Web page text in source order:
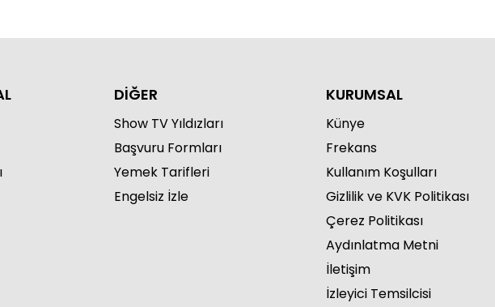
DİĞER
Show TV Yıldızları
Başvuru Formları
Yemek Tarifleri
Engelsiz İzle
KURUMSAL
Künye
Frekans
Kullanım Koşulları
Gizlilik ve KVK Politikası
Çerez Politikası
Aydınlatma Metni
İletişim
İzleyici Temsilcisi